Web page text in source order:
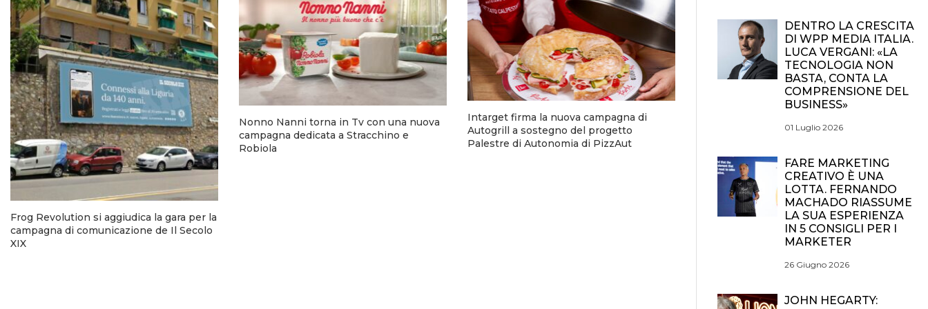
Frog Revolution si aggiudica la gara per la
campagna di comunicazione de Il Secolo
XIX
Nonno Nanni torna in Tv con una nuova
campagna dedicata a Stracchino e
Robiola
Intarget firma la nuova campagna di
Autogrill a sostegno del progetto
Palestre di Autonomia di PizzAut
DENTRO LA CRESCITA
DI WPP MEDIA ITALIA.
LUCA VERGANI: «LA
TECNOLOGIA NON
BASTA, CONTA LA
COMPRENSIONE DEL
BUSINESS»
01 Luglio 2026
FARE MARKETING
CREATIVO È UNA
LOTTA. FERNANDO
MACHADO RIASSUME
LA SUA ESPERIENZA
IN 5 CONSIGLI PER I
MARKETER
26 Giugno 2026
JOHN HEGARTY: